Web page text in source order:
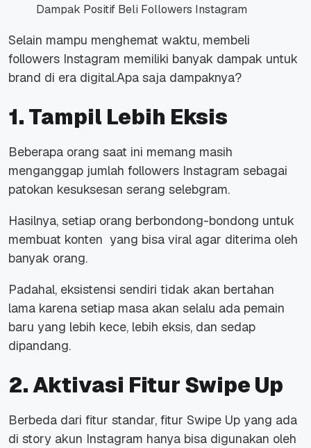
Dampak Positif Beli Followers Instagram
Selain mampu menghemat waktu, membeli
followers Instagram memiliki banyak dampak untuk
brand di era digital.Apa saja dampaknya?
1. Tampil Lebih Eksis
Beberapa orang saat ini memang masih
menganggap jumlah followers Instagram sebagai
patokan kesuksesan serang selebgram.
Hasilnya, setiap orang berbondong-bondong untuk
membuat konten yang bisa viral agar diterima oleh
banyak orang.
Padahal, eksistensi sendiri tidak akan bertahan
lama karena setiap masa akan selalu ada pemain
baru yang lebih kece, lebih eksis, dan sedap
dipandang.
2. Aktivasi Fitur Swipe Up
Berbeda dari fitur standar, fitur Swipe Up yang ada
di story akun Instagram hanya bisa digunakan oleh